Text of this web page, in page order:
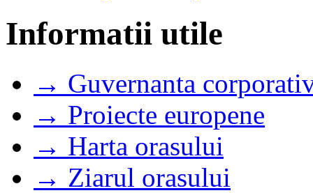
Informatii utile
→ Guvernanta
→ Proiecte europene
→ Harta orasului
→ Ziarul orasului